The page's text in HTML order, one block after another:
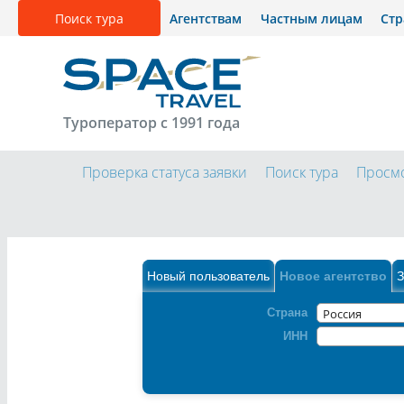
Поиск тура Агентствам Частным лицам
Туроператор с 1991 года
Проверка статуса заявки Поиск тура
Новый пользователь Новое агентство
Страна
ИНН